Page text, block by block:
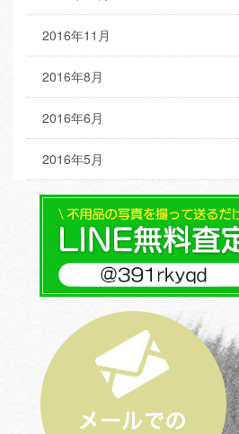
2016年11月
2016年8月
2016年6月
2016年5月